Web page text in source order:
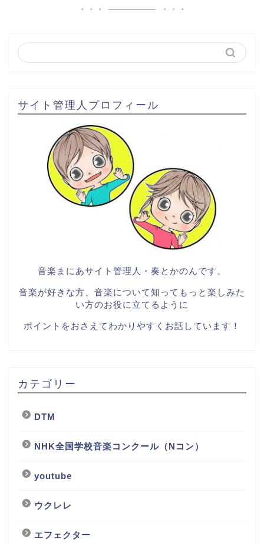
サイト管理人プロフィール
音楽まにあサイト管理人・奏とかのんです。
音楽が好きな方、音楽について知ってもっと楽しみた
い方のお役に立てるように
ポイントをおさえてわかりやすくお話しています！
カテゴリー
DTM
NHK全国学校音楽コンクール（Nコン）
youtube
ウクレレ
エフェクター